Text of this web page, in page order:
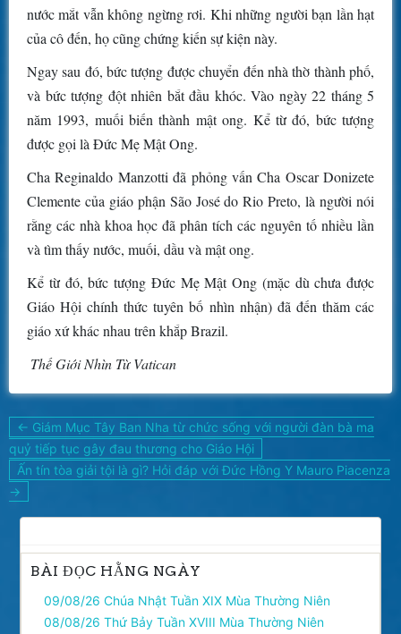
nước mắt vẫn không ngừng rơi. Khi những người bạn lần hạt
của cô đến, họ cũng chứng kiến sự kiện này.
Ngay sau đó, bức tượng được chuyển đến nhà thờ thành phố,
và bức tượng đột nhiên bắt đầu khóc. Vào ngày 22 tháng 5
năm 1993, muối biến thành mật ong. Kể từ đó, bức tượng
được gọi là Đức Mẹ Mật Ong.
Cha Reginaldo Manzotti đã phỏng vấn Cha Oscar Donizete
Clemente của giáo phận São José do Rio Preto, là người nói
rằng các nhà khoa học đã phân tích các nguyên tố nhiều lần
và tìm thấy nước, muối, dầu và mật ong.
Kể từ đó, bức tượng Đức Mẹ Mật Ong (mặc dù chưa được
Giáo Hội chính thức tuyên bố nhìn nhận) đã đến thăm các
giáo xứ khác nhau trên khắp Brazil.
Thế Giới Nhìn Từ Vatican
Điều
hướng
bài
viết
← Giám Mục Tây Ban Nha từ chức sống với người đàn bà ma
quỷ tiếp tục gây đau thương cho Giáo Hội
Ấn tín tòa giải tội là gì? Hỏi đáp với Đức Hồng Y Mauro Piacenza
→
BÀI ĐỌC HẰNG NGÀY
09/08/26 Chúa Nhật Tuần XIX Mùa Thường Niên
08/08/26 Thứ Bảy Tuần XVIII Mùa Thường Niên